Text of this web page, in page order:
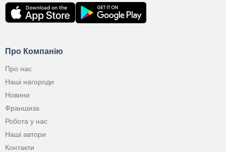
Про Компанію
Про нас
Наші нагороди
Новини
Франшиза
Робота у нас
Наші автори
Контакти